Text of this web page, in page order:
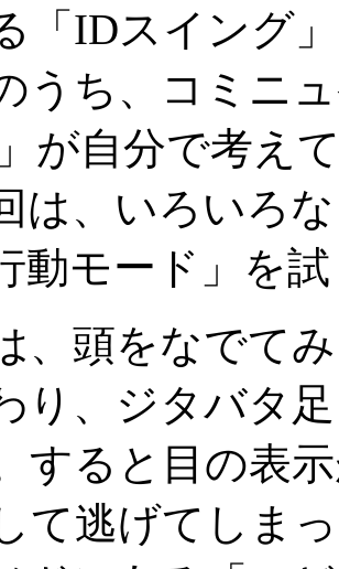
「IDスイング
うち、コミニ
」が自分で考え
は、いろいろ
動モード」を
頭をなでて
り、ジタバタ
すると目の表
て逃げてしま